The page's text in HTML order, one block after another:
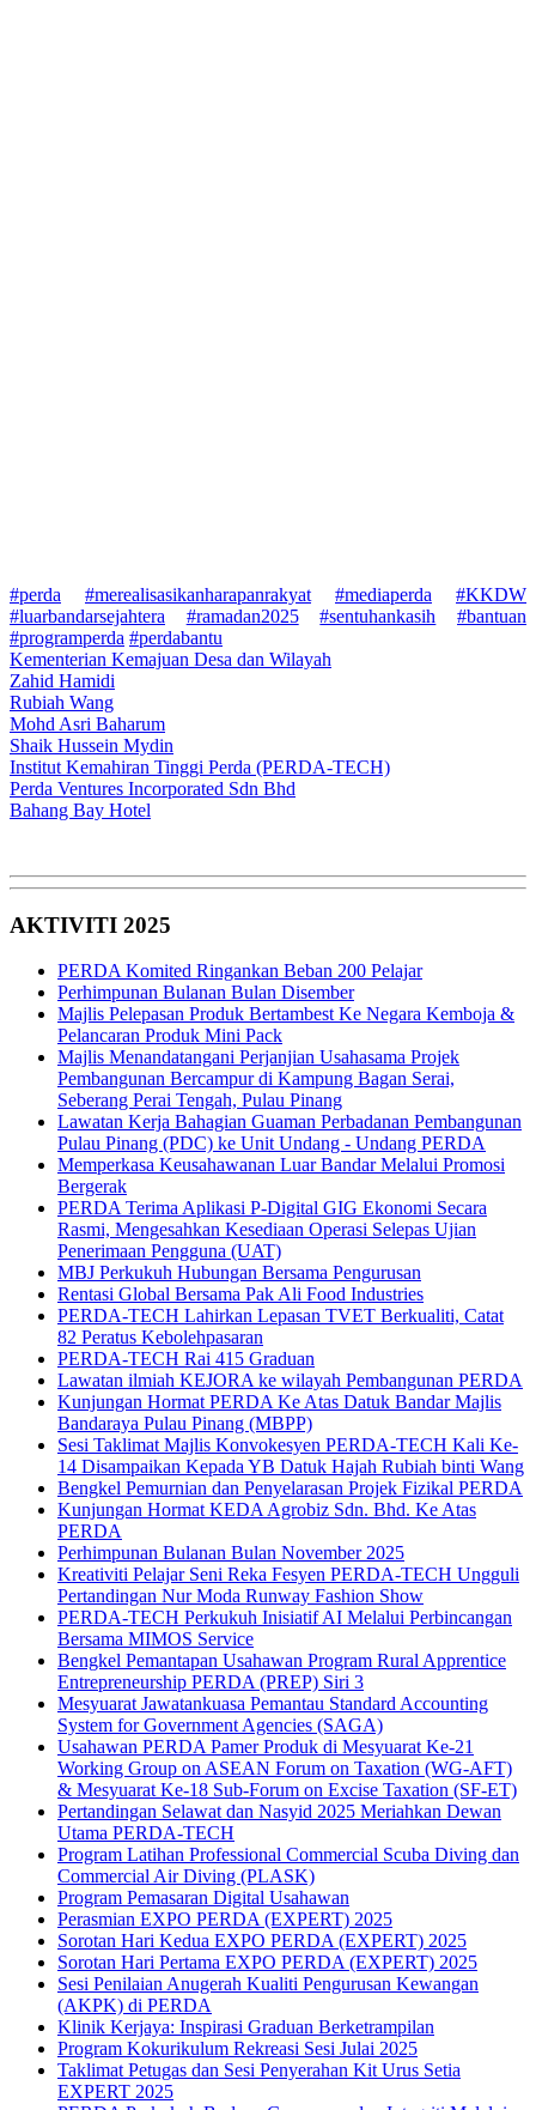
#perda #merealisasikanharapanrakyat #mediaperda
#KKDW
#luarbandarsejahtera
#ramadan2025 #sentuhankasih
#bantuan
#programperda #perdabantu
Kementerian Kemajuan Desa dan Wilayah
Zahid Hamidi
Rubiah Wang
Mohd Asri Baharum
Shaik Hussein Mydin
Institut Kemahiran Tinggi Perda (PERDA-TECH)
Perda Ventures Incorporated Sdn Bhd
Bahang Bay Hotel
AKTIVITI 2025
PERDA Komited Ringankan Beban 200 Pelajar
Perhimpunan Bulanan Bulan Disember
Majlis Pelepasan Produk Bertambest Ke Negara Kemboja &
Pelancaran Produk Mini Pack
Majlis Menandatangani Perjanjian Usahasama Projek
Pembangunan Bercampur di Kampung Bagan Serai,
Seberang Perai Tengah, Pulau Pinang
Lawatan Kerja Bahagian Guaman Perbadanan Pembangunan
Pulau Pinang (PDC) ke Unit Undang - Undang PERDA
Memperkasa Keusahawanan Luar Bandar Melalui Promosi
Bergerak
PERDA Terima Aplikasi P-Digital GIG Ekonomi Secara
Rasmi, Mengesahkan Kesediaan Operasi Selepas Ujian
Penerimaan Pengguna (UAT)
MBJ Perkukuh Hubungan Bersama Pengurusan
Rentasi Global Bersama Pak Ali Food Industries
PERDA-TECH Lahirkan Lepasan TVET Berkualiti, Catat
82 Peratus Kebolehpasaran
PERDA-TECH Rai 415 Graduan
Lawatan ilmiah KEJORA ke wilayah Pembangunan PERDA
Kunjungan Hormat PERDA Ke Atas Datuk Bandar Majlis
Bandaraya Pulau Pinang (MBPP)
Sesi Taklimat Majlis Konvokesyen PERDA-TECH Kali Ke-
14 Disampaikan Kepada YB Datuk Hajah Rubiah binti Wang
Bengkel Pemurnian dan Penyelarasan Projek Fizikal PERDA
Kunjungan Hormat KEDA Agrobiz Sdn. Bhd. Ke Atas
PERDA
Perhimpunan Bulanan Bulan November 2025
Kreativiti Pelajar Seni Reka Fesyen PERDA-TECH Ungguli
Pertandingan Nur Moda Runway Fashion Show
PERDA-TECH Perkukuh Inisiatif AI Melalui Perbincangan
Bersama MIMOS Service
Bengkel Pemantapan Usahawan Program Rural Apprentice
Entrepreneurship PERDA (PREP) Siri 3
Mesyuarat Jawatankuasa Pemantau Standard Accounting
System for Government Agencies (SAGA)
Usahawan PERDA Pamer Produk di Mesyuarat Ke-21
Working Group on ASEAN Forum on Taxation (WG-AFT)
& Mesyuarat Ke-18 Sub-Forum on Excise Taxation (SF-ET)
Pertandingan Selawat dan Nasyid 2025 Meriahkan Dewan
Utama PERDA-TECH
Program Latihan Professional Commercial Scuba Diving dan
Commercial Air Diving (PLASK)
Program Pemasaran Digital Usahawan
Perasmian EXPO PERDA (EXPERT) 2025
Sorotan Hari Kedua EXPO PERDA (EXPERT) 2025
Sorotan Hari Pertama EXPO PERDA (EXPERT) 2025
Sesi Penilaian Anugerah Kualiti Pengurusan Kewangan
(AKPK) di PERDA
Klinik Kerjaya: Inspirasi Graduan Berketrampilan
Program Kokurikulum Rekreasi Sesi Julai 2025
Taklimat Petugas dan Sesi Penyerahan Kit Urus Setia
EXPERT 2025